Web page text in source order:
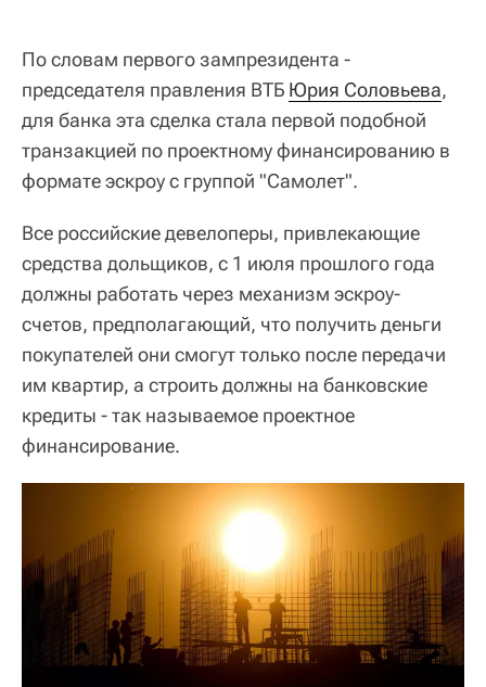
По словам первого зампрезидента -
председателя правления ВТБ Юрия Соловьева,
для банка эта сделка стала первой подобной
транзакцией по проектному финансированию в
формате эскроу с группой "Самолет".
Все российские девелоперы, привлекающие
средства дольщиков, с 1 июля прошлого года
должны работать через механизм эскроу-
счетов, предполагающий, что получить деньги
покупателей они смогут только после передачи
им квартир, а строить должны на банковские
кредиты - так называемое проектное
финансирование.